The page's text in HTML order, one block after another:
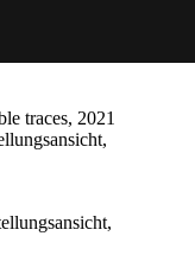
traces, 2021